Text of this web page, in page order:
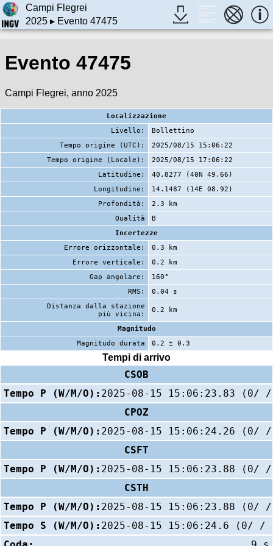
Campi Flegrei
2025▸ Evento 47475
Evento 47475
Campi Flegrei, anno 2025
Localizzazione
Livello:
Bollettino
Tempo origine (UTC):
2025/08/15 15:06:22
Tempo origine (Locale):
2025/08/15 17:06:22
Latitudine:
40.8277 (40N 49.66)
Longitudine:
14.1487 (14E 08.92)
Profondità:
2.3 km
Qualità
B
Incertezze
Errore orizzontale:
0.3 km
Errore verticale:
0.2 km
Gap angolare:
160°
RMS:
0.04 s
Distanza dalla stazione
più vicina:
0.2 km
Magnitudo
Magnitudo durata
0.2 ± 0.3
Tempi di arrivo
CSOB
Tempo P (W/M/O): 2025-08-15 15:06:23.83 (0/
CPOZ
Tempo P (W/M/O): 2025-08-15 15:06:24.26 (0/
CSFT
Tempo P (W/M/O): 2025-08-15 15:06:23.88 (0/
CSTH
Tempo P (W/M/O): 2025-08-15 15:06:23.88 (0/
Tempo S (W/M/O): 2025-08-15 15:06:24.6 (0/ /